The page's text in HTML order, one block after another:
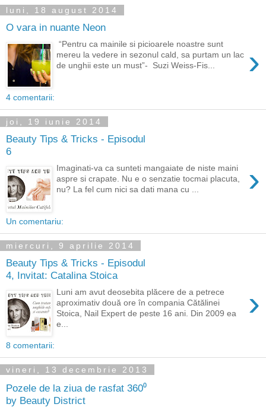
luni, 18 august 2014
O vara in nuante Neon
›
“Pentru ca mainile si picioarele noastre sunt
mereu la vedere in sezonul cald, sa purtam un lac
de unghii este un must”- Suzi Weiss-Fis...
4 comentarii:
joi, 19 iunie 2014
Beauty Tips & Tricks - Episodul
6
›
Imaginati-va ca sunteti mangaiate de niste maini
aspre si crapate. Nu e o senzatie tocmai placuta,
nu? La fel cum nici sa dati mana cu ...
Un comentariu:
miercuri, 9 aprilie 2014
Beauty Tips & Tricks - Episodul
4, Invitat: Catalina Stoica
›
Luni am avut deosebita plăcere de a petrece
aproximativ două ore în compania Cătălinei
Stoica, Nail Expert de peste 16 ani. Din 2009 ea
e...
8 comentarii:
vineri, 13 decembrie 2013
Pozele de la ziua de rasfat 360⁰
by Beauty District